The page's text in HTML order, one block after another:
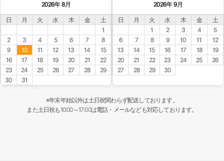
2026年 8月
日 月 火 水 木 金
土
1
2
3 4 5 6 7
8
9
10 11 12 13 14
15
16
17 18 19 20 21
22
23
24 25 26 27 28
29
30
31
2026年 9月
日 月 火 水 木 金
土
1
2 3 4
5
6
7 8 9 10 11
12
13
14 15 16 17 18
19
20
21 22 23 24 25
26
27
28 29 30
※年末年始以外は土日祝関わらず配送しております。
また土日祝も10:00～17:00は電話・メールなども対応しております。